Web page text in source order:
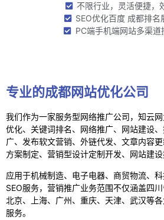
不限行业，灵活便捷，
SEO优化百度 成都排名
PC端手机端网站多渠道
专业的成都网站优化公司
我们作为一家服务型网络推广公司，知云
优化、关键词排名、网络推广、网站建设
广、发布软文营销、外链代发、文章内容
方案制定、营销型设计定制开发、网站建设
应用于机械制造、电子电器、商贸物流、
SEO服务，营销推广业务范围不仅涵盖四
北京、上海、广州、重庆、天津、武汉等
服务。